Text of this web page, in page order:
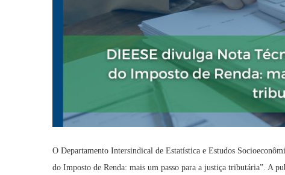
O Departamento Intersindical de Estatística e Estudos
do Imposto de Renda: mais um passo para a justiça tributária”. A